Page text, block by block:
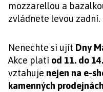
mozzarellou a
zvládnete levou zadní.
Nenechte si ujít Dny
Akce platí od 11. do
vztahuje nejen na e-
kamenných prodejnách